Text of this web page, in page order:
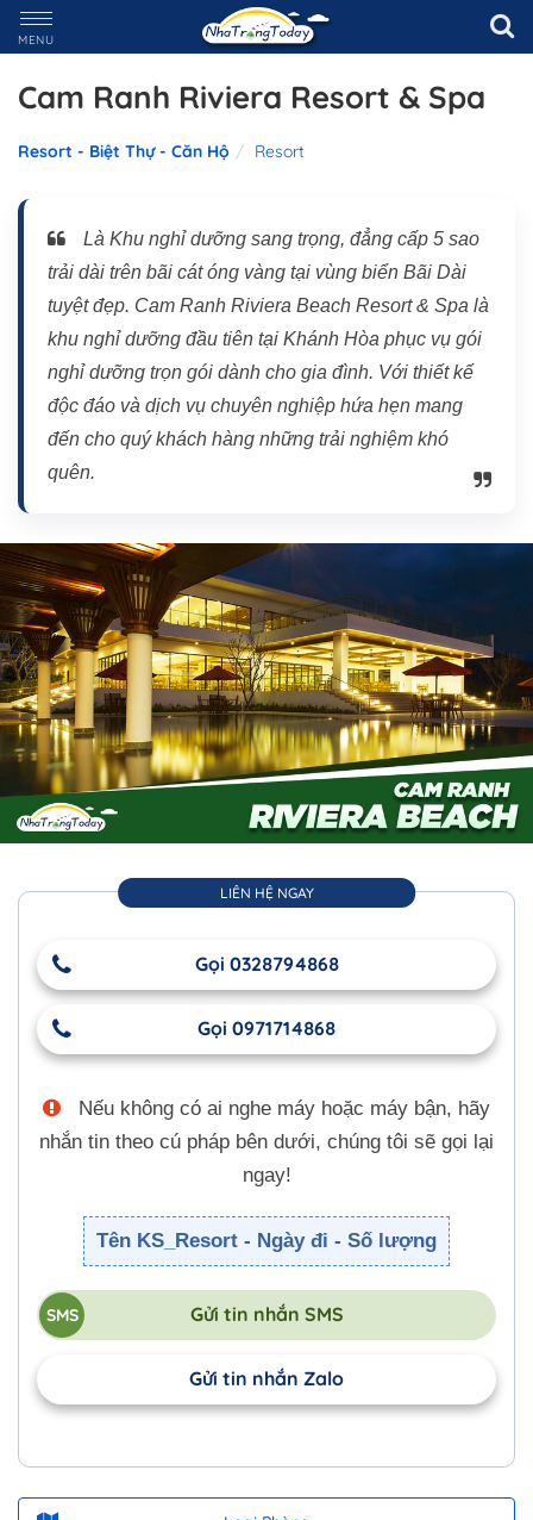
MENU
Cam Ranh Riviera Resort & Spa
Resort - Biệt Thự - Căn Hộ Resort
Là Khu nghỉ dưỡng sang trọng, đẳng cấp 5 sao
trải dài trên bãi cát óng vàng tại vùng biển Bãi Dài
tuyệt đẹp. Cam Ranh Riviera Beach Resort & Spa là
khu nghỉ dưỡng đầu tiên tại Khánh Hòa phục vụ gói
nghỉ dưỡng trọn gói dành cho gia đình. Với thiết kế
độc đáo và dịch vụ chuyên nghiệp hứa hẹn mang
đến cho quý khách hàng những trải nghiệm khó
quên.
LIÊN HỆ NGAY
Gọi 0328794868
Gọi 0971714868
Nếu không có ai nghe máy hoặc máy bận, hãy
nhắn tin theo cú pháp bên dưới, chúng tôi sẽ gọi lại
ngay!
Tên KS_Resort - Ngày đi - Số lượng
Gửi tin nhắn SMS
Gửi tin nhắn Zalo